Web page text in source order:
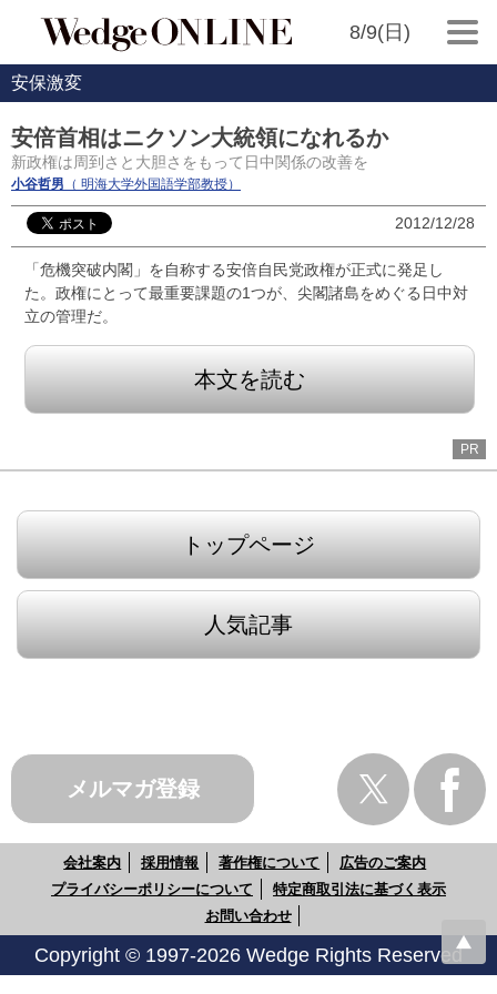
8/9(日)
安保激変
安倍首相はニクソン大統領になれるか
新政権は周到さと大胆さをもって日中関係の改善を
小谷哲男 （ 明海大学外国語学部教授）
2012/12/28
「危機突破内閣」を自称する安倍自民党政権が正式に発足し
た。政権にとって最重要課題の1つが、尖閣諸島をめぐる日中対
立の管理だ。
本文を読む
PR
トップページ
人気記事
メルマガ登録
会社案内 採用情報 著作権について
広告のご案内
プライバシーポリシーについて
特定商取引法に基づく表示
お問い合わせ
Copyright © 1997-2026 Wedge Rights Reserved